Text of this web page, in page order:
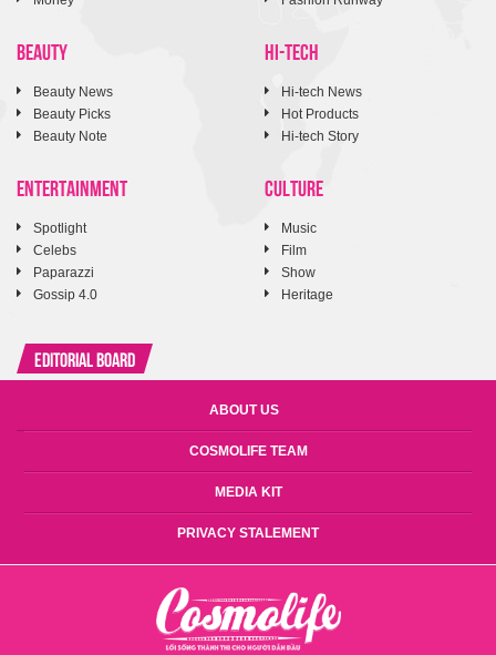
BEAUTY
Beauty News
Beauty Picks
Beauty Note
HI-TECH
Hi-tech News
Hot Products
Hi-tech Story
ENTERTAINMENT
Spotlight
Celebs
Paparazzi
Gossip 4.0
CULTURE
Music
Film
Show
Heritage
Editorial Board
ABOUT US
COSMOLIFE TEAM
MEDIA KIT
PRIVACY STALEMENT